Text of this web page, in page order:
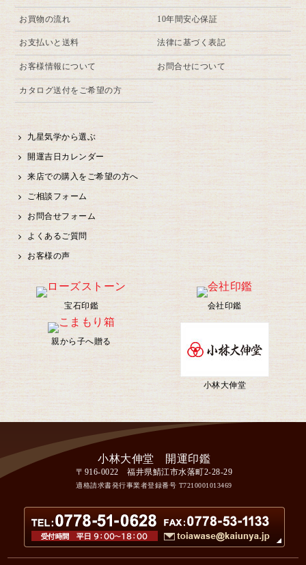
お買物の流れ 10年間安心保証
お支払いと送料 法律に基づく表記
お客様情報について お問合せについて
カタログ送付をご希望の方
九星気学から選ぶ
開運吉日カレンダー
来店での購入をご希望の方へ
ご相談フォーム
お問合せフォーム
よくあるご質問
お客様の声
宝石印鑑 会社印鑑
親から子へ贈る
小林大伸堂
〒916-0022 福井県鯖江市水落町2-28-29
適格請求書発行事業者登録番号 T7210001013469